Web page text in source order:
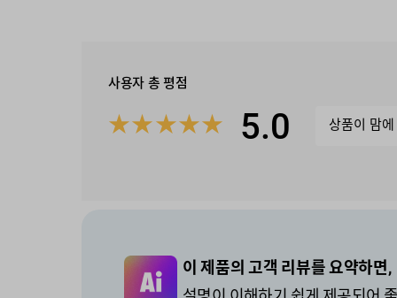
사용자 총 평점
★★★★★ 5.0 상품이 맘
이 제품의 고객 리뷰를 요약하면,